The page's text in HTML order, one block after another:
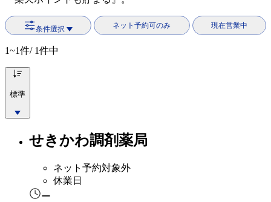
条件選択 ネット予約可のみ 現在営業中
1~1件/ 1件中
標準
せきかわ調剤薬局
ネット予約対象外
休業日
ー